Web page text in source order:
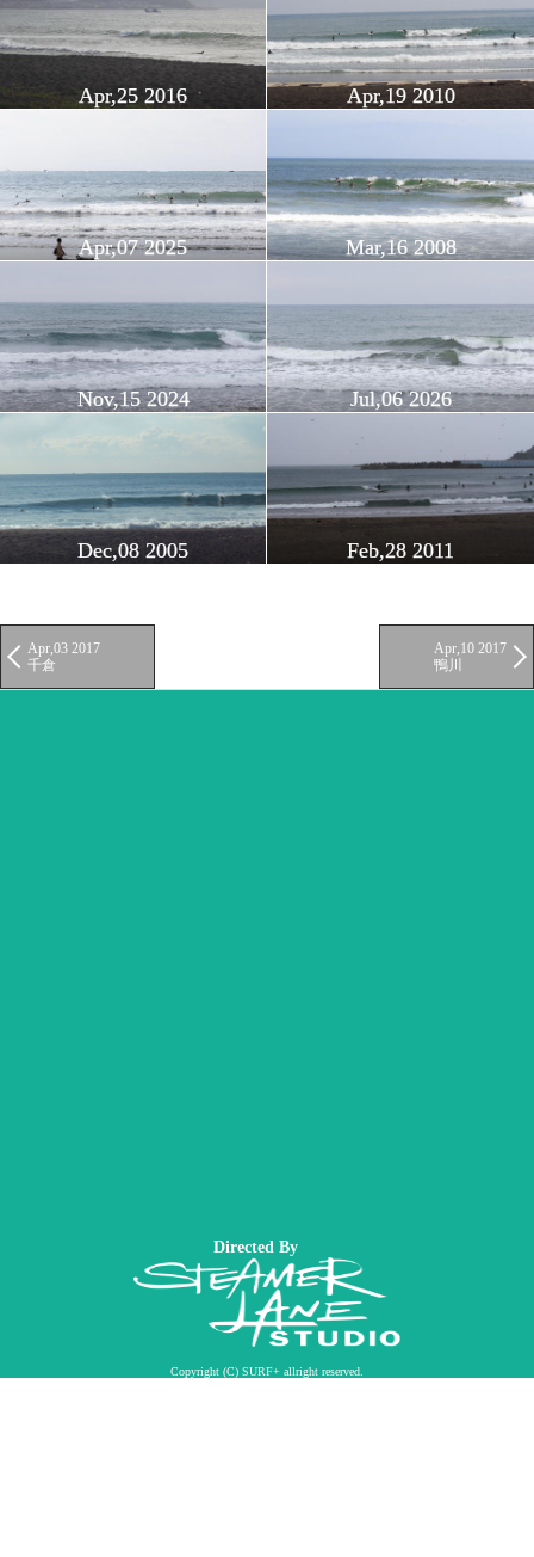
Apr,25 2016 Apr,19 2010
Apr,07 2025 Mar,16 2008
Nov,15 2024 Jul,06 2026
Dec,08 2005 Feb,28 2011
Apr,03 2017
千倉
Apr,10 2017
鴨川
Directed By
Copyright (C) SURF+ allright reserved.